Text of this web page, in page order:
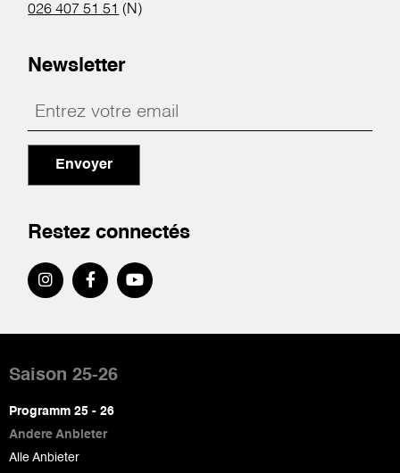
026 407 51 51 (N)
Newsletter
Envoyer
Restez connectés
de
page
Saison 25-26
Programm 25 - 26
Andere Anbieter
Alle Anbieter